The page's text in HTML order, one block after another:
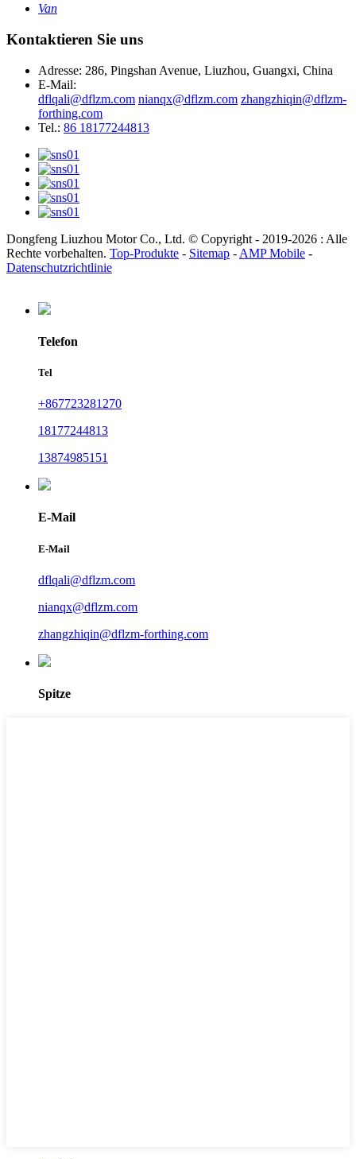
Van
Kontaktieren Sie uns
Adresse: 286, Pingshan Avenue, Liuzhou, Guangxi, China
E-Mail:
dflqali@dflzm.com nianqx@dflzm.com zhangzhiqin@dflzm-
forthing.com
Tel.: 86 18177244813
Dongfeng Liuzhou Motor Co., Ltd. © Copyright - 2019-2026 : Alle
Rechte vorbehalten. Top-Produkte - Sitemap - AMP Mobile -
Datenschutzrichtlinie
Telefon
Tel
+867723281270
18177244813
13874985151
E-Mail
E-Mail
dflqali@dflzm.com
nianqx@dflzm.com
zhangzhiqin@dflzm-forthing.com
Spitze